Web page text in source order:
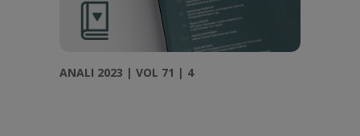
ANALI 2023 | VOL 71 | 4